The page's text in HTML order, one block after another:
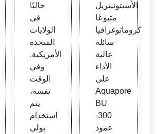
عة ح
سب ا
لمنتج
(غير ا
لأيوني
[NPA
M] وا
لكاتيو
ني [C
PAM]
حاليًا
في
الولايات
المتحدة
الأمريكية.
وفي
الوقت
نفسه،
يتم
استخدام
بولي
خط ال
خلايا ا
لشبيه
ة بالب
لاعم
P388
D1.
الأسيتونيتريل
متبوعًا
كروماتوغرافيا
سائلة
عالية
الأداء
على
Aquapore
BU
-300
عمود